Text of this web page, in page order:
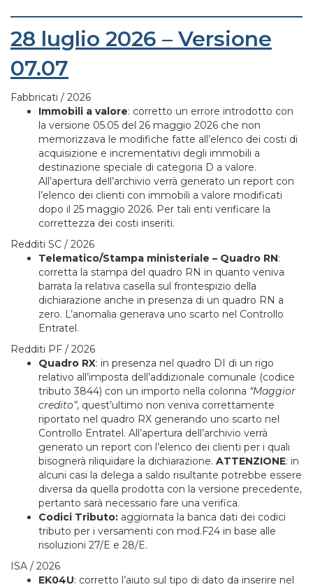
28 luglio 2026 – Versione
07.07
Fabbricati / 2026
Immobili a valore: corretto un errore introdotto con
la versione 05.05 del 26 maggio 2026 che non
memorizzava le modifiche fatte all’elenco dei costi di
acquisizione e incrementativi degli immobili a
destinazione speciale di categoria D a valore.
All’apertura dell’archivio verrà generato un report con
l’elenco dei clienti con immobili a valore modificati
dopo il 25 maggio 2026. Per tali enti verificare la
correttezza dei costi inseriti.
Redditi SC / 2026
Telematico/Stampa ministeriale – Quadro RN:
corretta la stampa del quadro RN in quanto veniva
barrata la relativa casella sul frontespizio della
dichiarazione anche in presenza di un quadro RN a
zero. L’anomalia generava uno scarto nel Controllo
Entratel.
Redditi PF / 2026
Quadro RX: in presenza nel quadro DI di un rigo
relativo all’imposta dell’addizionale comunale (codice
tributo 3844) con un importo nella colonna “Maggior
credito”, quest’ultimo non veniva correttamente
riportato nel quadro RX generando uno scarto nel
Controllo Entratel. All’apertura dell’archivio verrà
generato un report con l’elenco dei clienti per i quali
bisognerà riliquidare la dichiarazione. ATTENZIONE: in
alcuni casi la delega a saldo risultante potrebbe essere
diversa da quella prodotta con la versione precedente,
pertanto sarà necessario fare una verifica.
Codici Tributo: aggiornata la banca dati dei codici
tributo per i versamenti con mod.F24 in base alle
risoluzioni 27/E e 28/E.
ISA / 2026
EK04U: corretto l’aiuto sul tipo di dato da inserire nel